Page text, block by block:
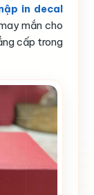
in decal
mắn cho
cấp trong